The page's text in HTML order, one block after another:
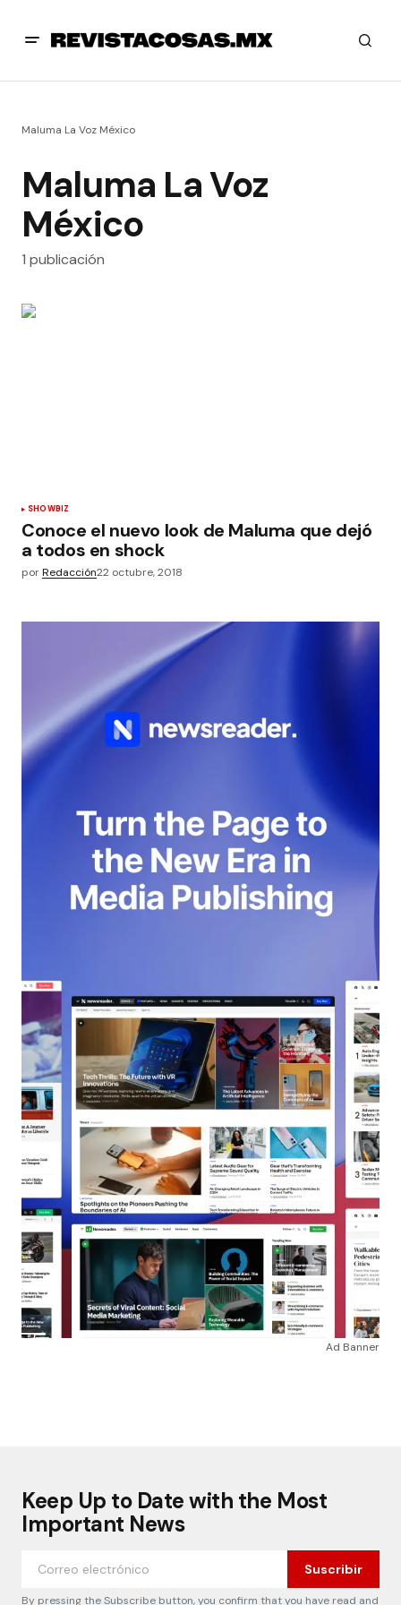
Maluma La Voz México
Maluma La Voz
México
1 publicación
SHOWBIZ
Conoce el nuevo look de Maluma que dejó
a todos en shock
porRedacción22 octubre, 2018
Ad Banner
Keep Up to Date with the Most
Important News
Suscribir
By pressing the Subscribe button, you confirm that you have read and